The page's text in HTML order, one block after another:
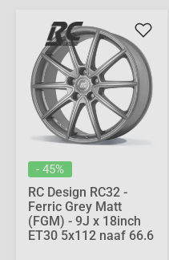
- 45%
RC Design RC32 -
Ferric Grey Matt
(FGM) - 9J x 18inch
ET30 5x112 naaf 66.6